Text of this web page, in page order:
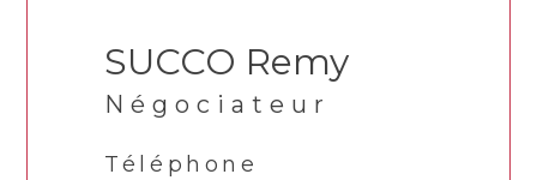
SUCCO Remy
Négociateur
Téléphone